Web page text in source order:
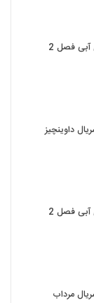
دانلود سریال نیسان آبی فصل 2
دانلود سریال نیسان آبی فصل 2